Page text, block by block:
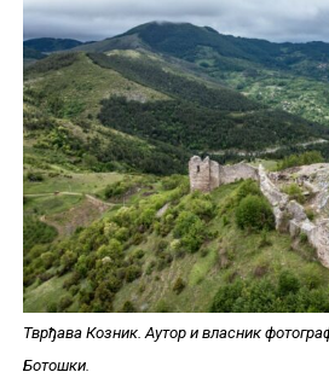
Тврђава Козник. Аутор и власник
Ботошки.